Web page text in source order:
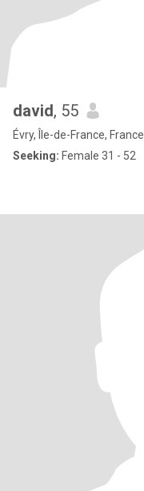
david, 55
Évry, Île-de-France, France
Seeking: Female 31 - 52